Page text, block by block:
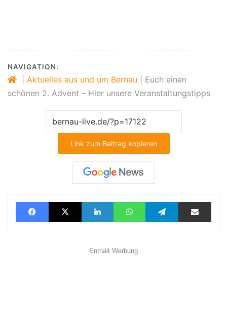
NAVIGATION:
Aktuelles aus und um Bernau
Euch einen
schönen 2. Advent – Hier unsere Veranstaltungstipps
Link zum Beitrag kopieren
FacebookX LinkedInWhatsAppTelegramTeilen via E-Mail
Enthält Werbung